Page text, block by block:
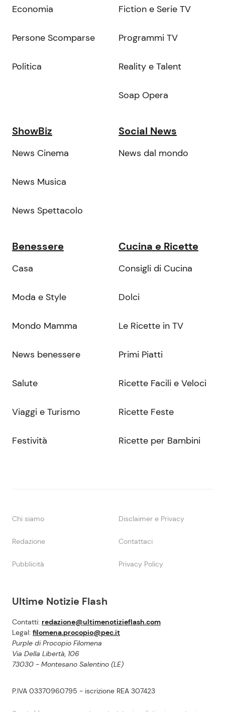
Ultime Notizie Flash
Contatti: redazione@ultimenotizieflash.com
Legal: filomena.procopio@pec.it
Purple di Procopio Filomena
Via Della Libertà, 106
73030 - Montesano Salentino (LE)
P.IVA 03370960795 - iscrizione REA 307423
Economia
Persone Scomparse
Politica
Fiction e Serie TV
Programmi TV
Reality e Talent
Soap Opera
ShowBiz
News Cinema
News Musica
News Spettacolo
Social News
News dal mondo
Benessere
Casa
Moda e Style
Mondo Mamma
News benessere
Salute
Viaggi e Turismo
Festività
Cucina e Ricette
Consigli di Cucina
Dolci
Le Ricette in TV
Primi Piatti
Ricette Facili e Veloci
Ricette Feste
Ricette per Bambini
Chi siamo Disclaimer e Privacy
Redazione Contattaci
Pubblicità Privacy Policy